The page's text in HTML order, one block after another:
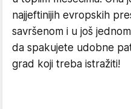
najjeftinijih evropskih
savršenom i u još
da spakujete udobne
grad koji treba istražiti!